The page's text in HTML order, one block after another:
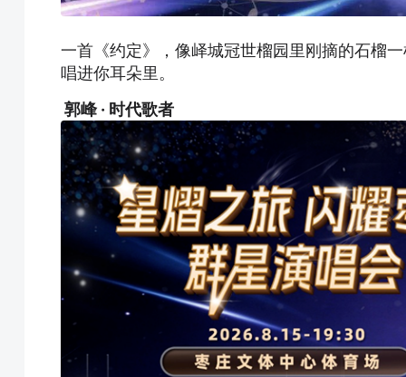
一首《约定》，像峄城冠世榴园里刚摘的石榴
唱进你耳朵里。
郭峰 · 时代歌者